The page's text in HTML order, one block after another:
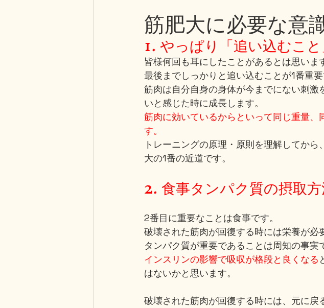
筋肥大に必要な意
1. やっぱり「追い込むこ
皆様何回も耳にしたことがあるとは思いま
最後までしっかりと追い込むことが1番重要
筋肉は自分自身の身体が今までにない刺
いと感じた時に成長します。
筋肉に効いているからといって同じ重量
す。
トレーニングの原理・原則を理解してか
大の1番の近道です。
2. 食事タンパク質の摂取
2番目に重要なことは食事です。
破壊された筋肉が回復する時には栄養が必
タンパク質が重要であることは周知の事実
インスリンの影響で吸収が格段と良くなる
はないかと思います。
破壊された筋肉が回復する時には、元に